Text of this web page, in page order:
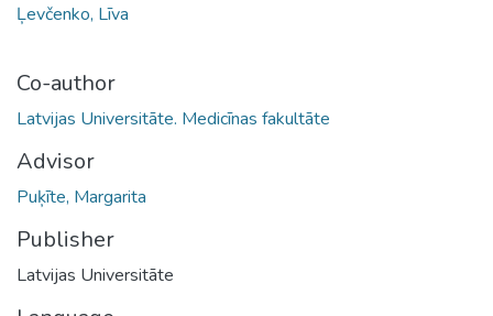
Ļevčenko, Līva
Co-author
Latvijas Universitāte. Medicīnas fakultāte
Advisor
Puķīte, Margarita
Publisher
Latvijas Universitāte